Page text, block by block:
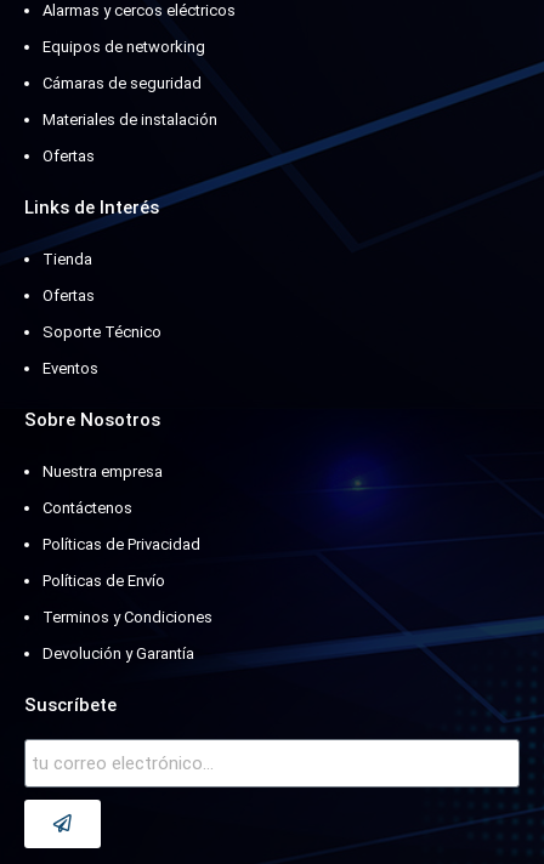
Alarmas y cercos eléctricos
Equipos de networking
Cámaras de seguridad
Materiales de instalación
Ofertas
Links de Interés
Tienda
Ofertas
Soporte Técnico
Eventos
Sobre Nosotros
Nuestra empresa
Contáctenos
Políticas de Privacidad
Políticas de Envío
Terminos y Condiciones
Devolución y Garantía
Suscríbete